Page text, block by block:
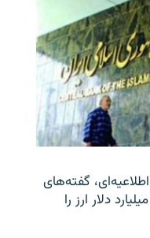
گفته‌های
یک نماینده مجلس درباره گم شدن ۹ میلیارد دلار ارز را